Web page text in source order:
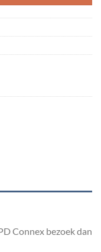
Connex bezoek dan